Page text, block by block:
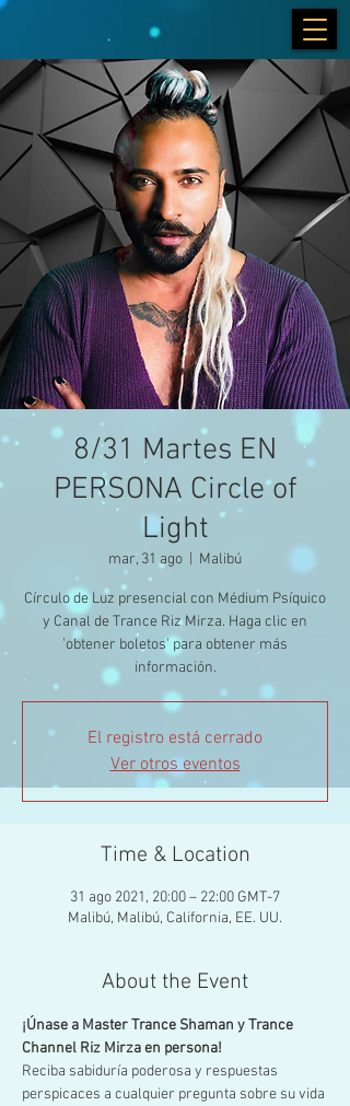
8/31 Martes EN
PERSONA Circle of
Light
mar, 31 ago Malibú
Círculo de Luz presencial con Médium Psíquico
y Canal de Trance Riz Mirza. Haga clic en
'obtener boletos' para obtener más
información.
El registro está cerrado
Ver otros eventos
Time & Location
31 ago 2021, 20:00 – 22:00 GMT-7
Malibú, Malibú, California, EE. UU.
About the Event
¡Únase a Master Trance Shaman y Trance
Channel Riz Mirza en persona!
Reciba sabiduría poderosa y respuestas
perspicaces a cualquier pregunta sobre su vida